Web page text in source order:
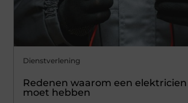
Dienstverlening
Redenen waarom een elektricien
moet hebben